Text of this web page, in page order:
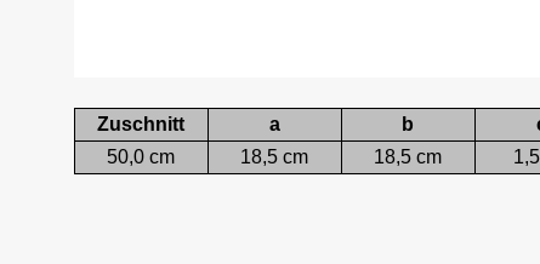
Zuschnitt a b
50,0 cm
18,5 cm 18,5 cm